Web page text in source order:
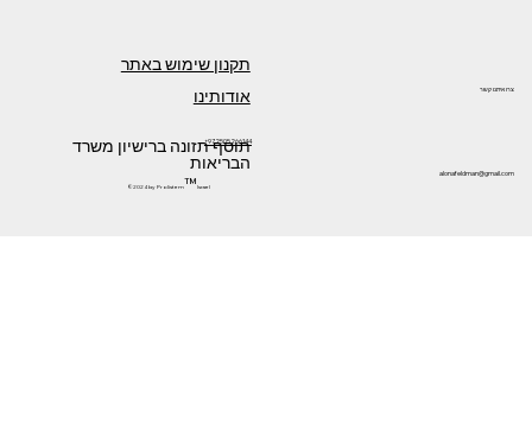
©2024 by Prolistem™Israel
אודותינו
תקנון שימוש באתר
תוסף תזונה ברישיון משרד
הבריאות alonafeldman@gmail.com
צרו איתנו קשר
+972505266144